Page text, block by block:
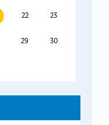
22 23
29 30